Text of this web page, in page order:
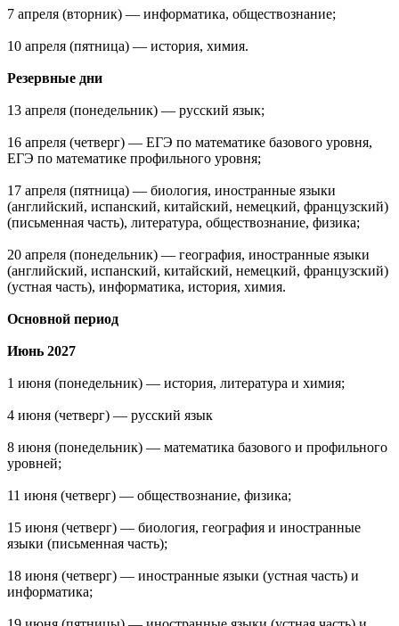
7 апреля (вторник) — информатика, обществознание;
10 апреля (пятница) — история, химия.
Резервные дни
13 апреля (понедельник) — русский язык;
16 апреля (четверг) — ЕГЭ по математике базового уровня,
ЕГЭ по математике профильного уровня;
17 апреля (пятница) — биология, иностранные языки
(английский, испанский, китайский, немецкий, французский)
(письменная часть), литература, обществознание, физика;
20 апреля (понедельник) — география, иностранные языки
(английский, испанский, китайский, немецкий, французский)
(устная часть), информатика, история, химия.
Основной период
Июнь 2027
1 июня (понедельник) — история, литература и химия;
4 июня (четверг) — русский язык
8 июня (понедельник) — математика базового и профильного
уровней;
11 июня (четверг) — обществознание, физика;
15 июня (четверг) — биология, география и иностранные
языки (письменная часть);
18 июня (четверг) — иностранные языки (устная часть) и
информатика;